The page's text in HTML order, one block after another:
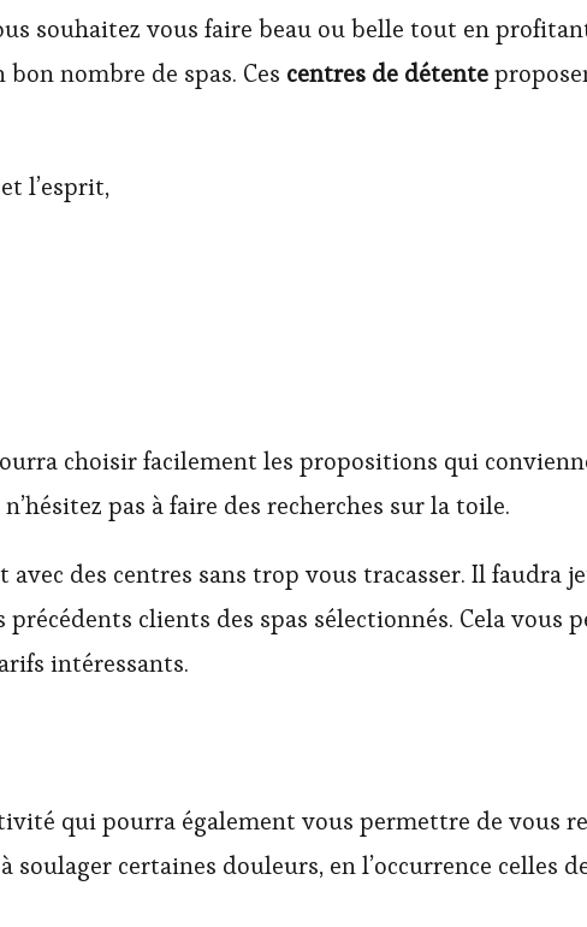
souhaitez vous faire beau ou belle tout en
nombre de spas. Ces centres de détente
l’esprit,
choisir facilement les propositions qui
n’hésitez pas à faire des recherches sur la toile.
des centres sans trop vous tracasser. Il faudra
clients des spas sélectionnés. Cela vous
intéressants.
qui pourra également vous permettre de vous
certaines douleurs, en l’occurrence celles